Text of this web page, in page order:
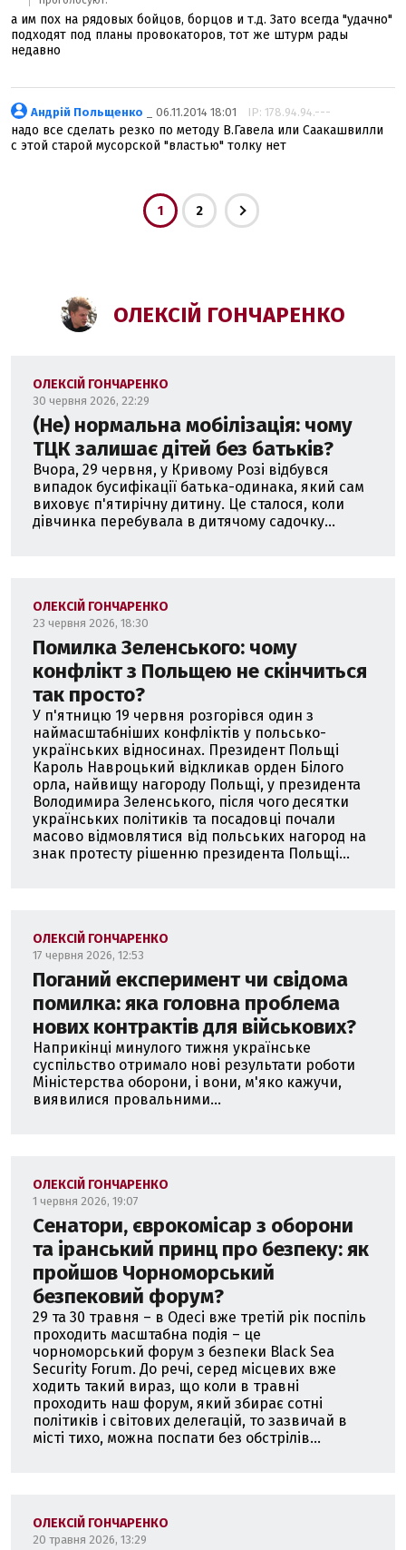
а им пох на рядовых бойцов, борцов и т.д. Зато всегда "удачно"
подходят под планы провокаторов, тот же штурм рады
недавно
Андрій Польщенко _ 06.11.2014 18:01 IP: 178.94.94.---
надо все сделать резко по методу В.Гавела или Саакашвилли
с этой старой мусорской "властью" толку нет
1 2
ОЛЕКСІЙ ГОНЧАРЕНКО
ОЛЕКСІЙ ГОНЧАРЕНКО
30 червня 2026, 22:29
(Не) нормальна мобілізація: чому
ТЦК залишає дітей без батьків?
Вчора, 29 червня, у Кривому Розі відбувся
випадок бусифікації батька-одинака, який сам
виховує п'ятирічну дитину. Це сталося, коли
дівчинка перебувала в дитячому садочку...
ОЛЕКСІЙ ГОНЧАРЕНКО
23 червня 2026, 18:30
Помилка Зеленського: чому
конфлікт з Польщею не скінчиться
так просто?
У п'ятницю 19 червня розгорівся один з
наймасштабніших конфліктів у польсько-
українських відносинах. Президент Польщі
Кароль Навроцький відкликав орден Білого
орла, найвищу нагороду Польщі, у президента
Володимира Зеленського, після чого десятки
українських політиків та посадовці почали
масово відмовлятися від польських нагород на
знак протесту рішенню президента Польщі...
ОЛЕКСІЙ ГОНЧАРЕНКО
17 червня 2026, 12:53
Поганий експеримент чи свідома
помилка: яка головна проблема
нових контрактів для військових?
Наприкінці минулого тижня українське
суспільство отримало нові результати роботи
Міністерства оборони, і вони, м'яко кажучи,
виявилися провальними...
ОЛЕКСІЙ ГОНЧАРЕНКО
1 червня 2026, 19:07
Сенатори, єврокомісар з оборони
та іранський принц про безпеку: як
пройшов Чорноморський
безпековий форум?
29 та 30 травня – в Одесі вже третій рік поспіль
проходить масштабна подія – це
чорноморський форум з безпеки Black Sea
Security Forum. До речі, серед місцевих вже
ходить такий вираз, що коли в травні
проходить наш форум, який збирає сотні
політиків і світових делегацій, то зазвичай в
місті тихо, можна поспати без обстрілів...
ОЛЕКСІЙ ГОНЧАРЕНКО
20 травня 2026, 13:29